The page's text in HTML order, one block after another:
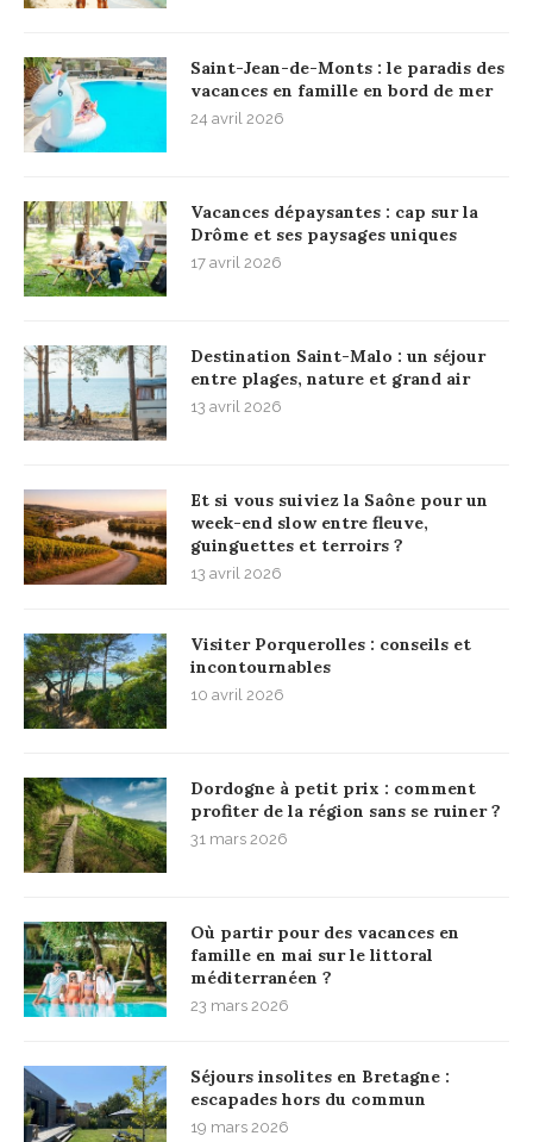
Saint-Jean-de-Monts : le paradis des
vacances en famille en bord de mer
24 avril 2026
Vacances dépaysantes : cap sur la
Drôme et ses paysages uniques
17 avril 2026
Destination Saint-Malo : un séjour
entre plages, nature et grand air
13 avril 2026
Et si vous suiviez la Saône pour un
week-end slow entre fleuve,
guinguettes et terroirs ?
13 avril 2026
Visiter Porquerolles : conseils et
incontournables
10 avril 2026
Dordogne à petit prix : comment
profiter de la région sans se ruiner ?
31 mars 2026
Où partir pour des vacances en
famille en mai sur le littoral
méditerranéen ?
23 mars 2026
Séjours insolites en Bretagne :
escapades hors du commun
19 mars 2026